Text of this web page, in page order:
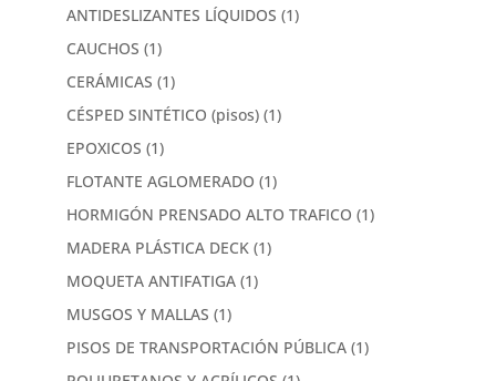
ANTIDESLIZANTES LÍQUIDOS (1)
CAUCHOS (1)
CERÁMICAS (1)
CÉSPED SINTÉTICO (pisos) (1)
EPOXICOS (1)
FLOTANTE AGLOMERADO (1)
HORMIGÓN PRENSADO ALTO TRAFICO (1)
MADERA PLÁSTICA DECK (1)
MOQUETA ANTIFATIGA (1)
MUSGOS Y MALLAS (1)
PISOS DE TRANSPORTACIÓN PÚBLICA (1)